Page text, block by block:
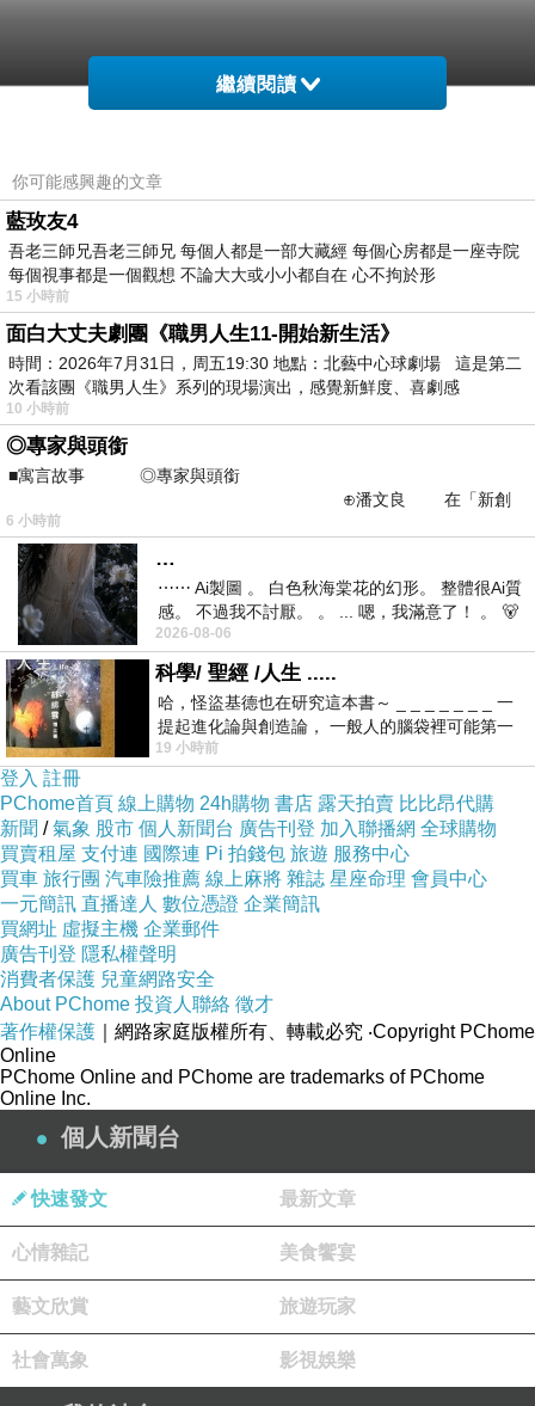
繼續閱讀
你可能感興趣的文章
藍玫友4
吾老三師兄吾老三師兄 每個人都是一部大藏經 每個心房都是一座寺院
每個視事都是一個觀想 不論大大或小小都自在 心不拘於形
15 小時前
面白大丈夫劇團《職男人生11-開始新生活》
時間：2026年7月31日，周五19:30 地點：北藝中心球劇場 這是第二
次看該團《職男人生》系列的現場演出，感覺新鮮度、喜劇感
10 小時前
◎專家與頭銜
■寓言故事 ◎專家與頭銜
⊕潘文良 在「新創
之谷」裡——
6 小時前
…
⋯⋯ Ai製圖 。 白色秋海棠花的幻形。 整體很Ai質
感。 不過我不討厭。 。 ... 嗯，我滿意了！ 。 🐻
昨中
2026-08-06
科學/ 聖經 /人生 .....
哈，怪盜基德也在研究這本書～ _ _ _ _ _ _ _ 一
提起進化論與創造論， 一般人的腦袋裡可能第一
時間就有「 進化論很科
19 小時前
登入 註冊
PChome首頁 線上購物 24h購物 書店 露天拍賣 比比昂代購
新聞 /氣象 股市 個人新聞台 廣告刊登 加入聯播網 全球購物
買賣租屋 支付連 國際連 Pi 拍錢包 旅遊 服務中心
買車 旅行團 汽車險推薦 線上麻將 雜誌 星座命理 會員中心
一元簡訊 直播達人 數位憑證 企業簡訊
買網址 虛擬主機 企業郵件
廣告刊登 隱私權聲明
消費者保護 兒童網路安全
About PChome 投資人聯絡 徵才
著作權保護 ｜網路家庭版權所有、轉載必究 ‧Copyright PChome
Online
PChome Online and PChome are trademarks of PChome
Online Inc.
個人新聞台
快速發文 最新文章
心情雜記 美食饗宴
藝文欣賞 旅遊玩家
社會萬象 影視娛樂